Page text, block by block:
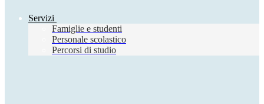
Servizi
Famiglie e studenti
Personale scolastico
Percorsi di studio